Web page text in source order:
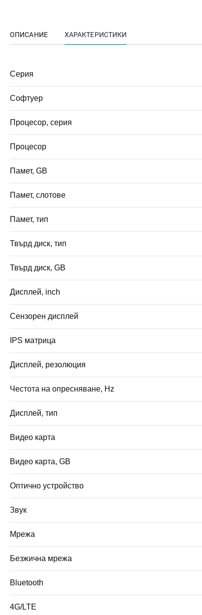
ОПИСАНИЕ ХАРАКТЕРИСТИКИ
Серия
Софтуер
Процесор, серия
Процесор
Памет, GB
Памет, слотове
Памет, тип
Твърд диск, тип
Твърд диск, GB
Дисплей, inch
Сензорен дисплей
IPS матрица
Дисплей, резолюция
Честота на опресняване, Hz
Дисплей, тип
Видео карта
Видео карта, GB
Оптично устройство
Звук
Мрежа
Безжична мрежа
Bluetooth
4G/LTE